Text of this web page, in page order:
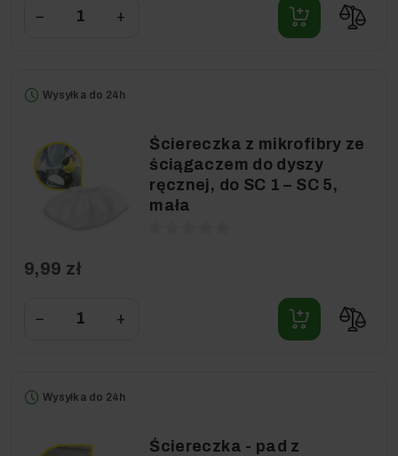
− +
Wysyłka do 24h
Ściereczka z mikrofibry ze
ściągaczem do dyszy
ręcznej, do SC 1 – SC 5,
mała
9,99 zł
− +
Wysyłka do 24h
Ściereczka - pad z